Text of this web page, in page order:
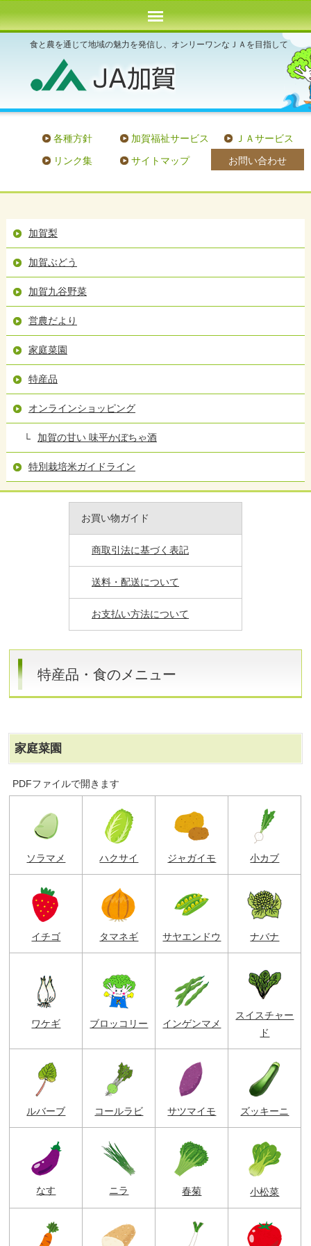
食と農を通じて地域の魅力を発信し、オンリーワンなＪＡを目指して
お問い合わせ
各種方針 加賀福祉サービス
ＪＡサービス
リンク集
サイトマップ
加賀梨
加賀ぶどう
加賀九谷野菜
営農だより
家庭菜園
特産品
オンラインショッピング
加賀の甘い 味平かぼちゃ酒
特別栽培米ガイドライン
お買い物ガイド
商取引法に基づく表記
送料・配送について
お支払い方法について
特産品・食のメニュー
家庭菜園
PDFファイルで開きます
ソラマメ ハクサイ ジャガイモ 小カブ
イチゴ タマネギ サヤエンドウ ナバナ
ワケギ ブロッコリー インゲンマメ
スイスチャー
ド
ルバーブ コールラビ サツマイモ ズッキーニ
なす ニラ 春菊 小松菜